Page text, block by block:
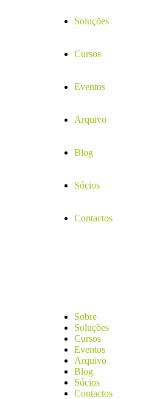
Soluções
Cursos
Eventos
Arquivo
Blog
Sócios
Contactos
Sobre
Soluções
Cursos
Eventos
Arquivo
Blog
Sócios
Contactos